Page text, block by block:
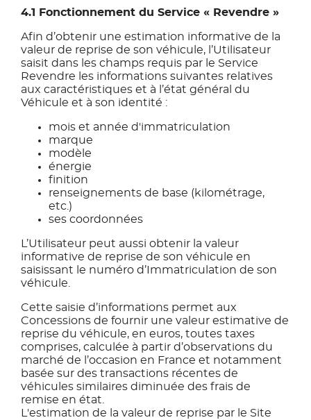
4.1 Fonctionnement du Service « Revendre »
Afin d’obtenir une estimation informative de la
valeur de reprise de son véhicule, l’Utilisateur
saisit dans les champs requis par le Service
Revendre les informations suivantes relatives
aux caractéristiques et à l’état général du
Véhicule et à son identité :
mois et année d'immatriculation
marque
modèle
énergie
finition
renseignements de base (kilométrage,
etc.)
ses coordonnées
L’Utilisateur peut aussi obtenir la valeur
informative de reprise de son véhicule en
saisissant le numéro d’Immatriculation de son
véhicule.
Cette saisie d’informations permet aux
Concessions de fournir une valeur estimative de
reprise du véhicule, en euros, toutes taxes
comprises, calculée à partir d’observations du
marché de l’occasion en France et notamment
basée sur des transactions récentes de
véhicules similaires diminuée des frais de
remise en état.
L'estimation de la valeur de reprise par le Site